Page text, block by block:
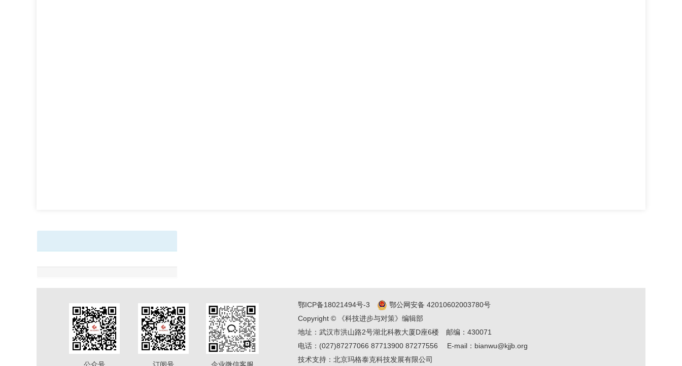
鄂ICP备18021494号-3
鄂公网安备 42010602003780号
Copyright © 《科技进步与对策》编辑部
地址：武汉市洪山路2号湖北科教大厦D座6楼 邮编：430071
电话：(027)87277066 87713900 87277556
E-mail：bianwu@kjjb.org
技术支持： 北京玛格泰克科技发展有限公司